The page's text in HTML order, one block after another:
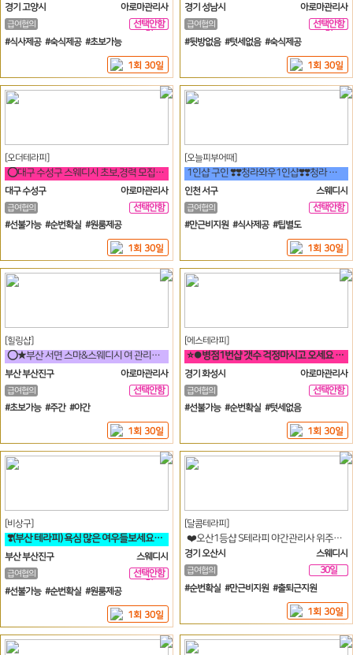
경기 고양시 아로마관리사
급여협의
선택안함
일
#식사제공 #숙식제공 #초보가능
1회 30일
경기 성남시 아로마관리사
급여협의
선택안함
일
#뒷방없음 #텃세없음 #숙식제공
1회 30일
[오더테라피]
⭕대구 수성구 스웨디시 초보,경력 모집합니다(급구)⭕
대구 수성구
아로마관리사
급여협의
선택안함
일
#선불가능 #순번확실 #원룸제공
1회 30일
[오늘피부어때]
1인샵 구인 ❣️❣️청라와우1인샵❣️❣️청라 와우!!❣️마사지구인❣️
인천 서구
스웨디시
급여협의
선택안함
일
#만근비지원 #식사제공 #팁별도
1회 30일
[힐링샵]
⭕★부산 서면 스마&스웨디시 여 관리사님 모집합니다!★⭕
부산 부산진구
아로마관리사
급여협의
선택안함
#초보가능 #주간 #야간
1회 30일
[에스테라피]
⭐⏺병점1번샵 갯수 걱정마시고 오세요 너무 많아요 ㅠㅠ!⏺⭐
경기 화성시
아로마관리사
급여협의
선택안함
#선불가능 #순번확실 #텃세없음
1회 30일
[비상구]
❣️(부산 테라피) 욕심 많은 여우들보세요~♥︎❣️
부산 부산진구
스웨디시
급여협의
선택안함
일
#선불가능 #순번확실 #원룸제공
1회 30일
[달콤테라피]
❤️오산1등샵 S테라피 야간관리사 위주로 소모집❤️
경기 오산시
스웨디시
급여협의
30일
#순번확실 #만근비지원 #출퇴근지원
1회 30일